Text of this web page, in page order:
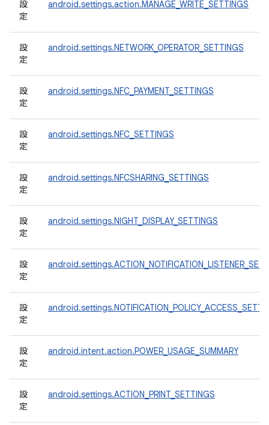
設
定
android.settings.action.MANAGE_WRITE_SETTINGS
設
定
android.settings.NETWORK_OPERATOR_SETTINGS
設
定
android.settings.NFC_PAYMENT_SETTINGS
設
定
android.settings.NFC_SETTINGS
設
定
android.settings.NFCSHARING_SETTINGS
設
定
android.settings.NIGHT_DISPLAY_SETTINGS
設
定
設
定
設
定
android.intent.action.POWER_USAGE_SUMMARY
設
定
android.settings.ACTION_PRINT_SETTINGS